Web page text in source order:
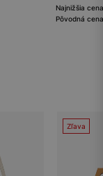
Najnižšia
Pôvodná
Zľava